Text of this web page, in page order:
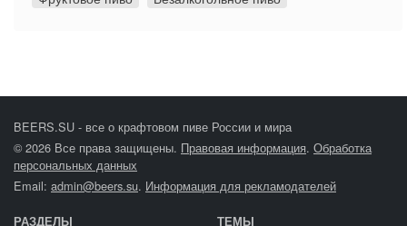
BEERS.SU - все о крафтовом пиве России и мира
© 2026 Все права защищены. Правовая информация. Обработка
персональных данных
Email: admin@beers.su. Информация для рекламодателей
РАЗДЕЛЫ ТЕМЫ